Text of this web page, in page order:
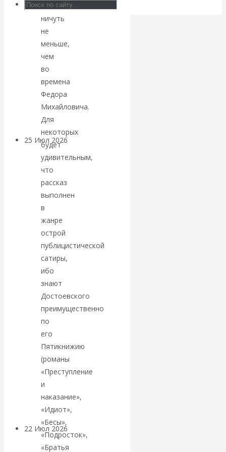
Валентин
КАтасонов.
Может ли
Америка
покинуть НАТО?
25 Июл 2026
интервью и беседы
«Об этом
молчат»:
экономист
Валентин
Катасонов
считает, что
кризис в
банковской
сфере России
уже начался
22 Июл 2026
дня
ничуть
не
меньше,
чем
во
времена
Федора
Михайловича.
Для
некоторых
будет
удивительным,
что
рассказ
выполнен
в
жанре
острой
публицистической
сатиры,
ибо
знают
Достоевского
преимущественно
по
его
Пятикнижию
(романы
«Преступление
и
наказание»,
«Идиот»,
«Бесы»,
«Подросток»,
«Братья